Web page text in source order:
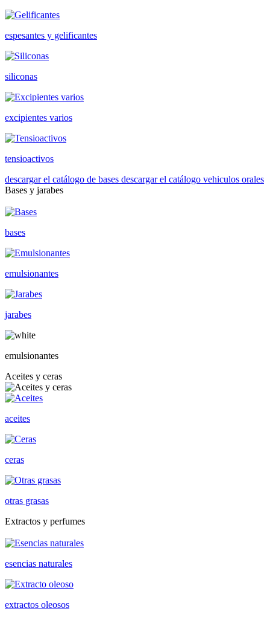
espesantes y gelificantes
siliconas
excipientes varios
tensioactivos
descargar el catálogo de bases descargar el catálogo vehiculos orales
Bases y jarabes
bases
emulsionantes
jarabes
emulsionantes
Aceites y ceras
aceites
ceras
otras grasas
Extractos y perfumes
esencias naturales
extractos oleosos